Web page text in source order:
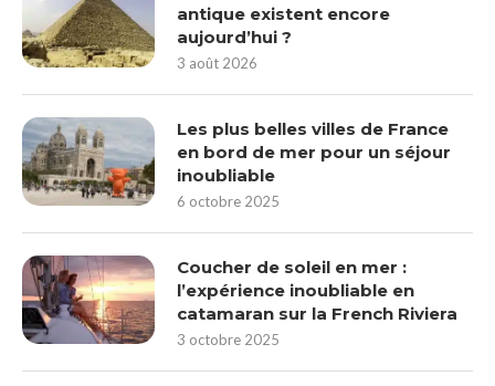
antique existent encore
aujourd’hui ?
3 août 2026
Les plus belles villes de France
en bord de mer pour un séjour
inoubliable
6 octobre 2025
Coucher de soleil en mer :
l’expérience inoubliable en
catamaran sur la French Riviera
3 octobre 2025